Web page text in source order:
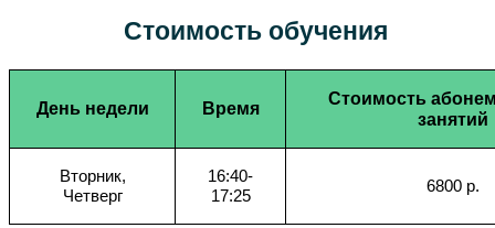
Стоимость обучения
День недели Время
Стоимость
занятий
Вторник,
Четверг
16:40-
17:25
6800 р.